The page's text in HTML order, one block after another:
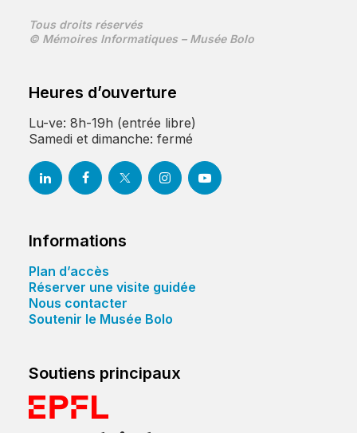
Tous droits réservés
© Mémoires Informatiques – Musée Bolo
Heures d’ouverture
Lu-ve: 8h-19h (entrée libre)
Samedi et dimanche: fermé
Informations
Plan d’accès
Réserver une visite guidée
Nous contacter
Soutenir le Musée Bolo
Soutiens principaux